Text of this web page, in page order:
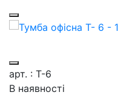
арт. : Т-6
В наявності